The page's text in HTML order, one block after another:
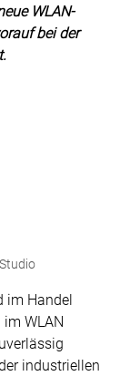
WLAN-
bei der
im Handel
WLAN
industriellen